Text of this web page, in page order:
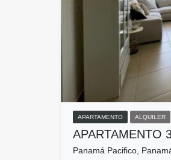
APARTAMENTO ALQUILER
APARTAMENTO
Panamá Pacifico,